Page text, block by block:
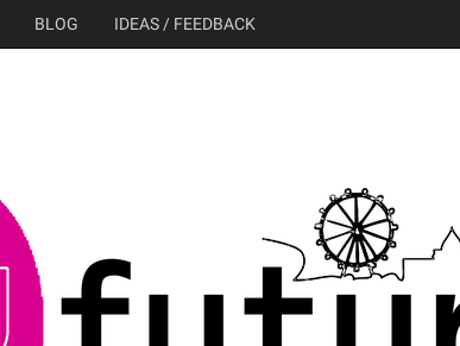
BLOG IDEAS / FEEDBACK